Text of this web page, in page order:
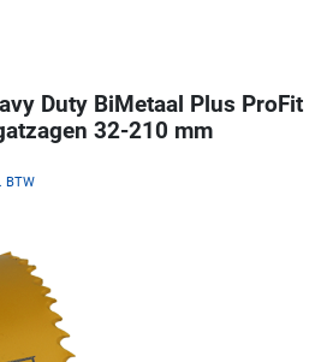
Duty BiMetaal Plus ProFit
32-210 mm
BTW